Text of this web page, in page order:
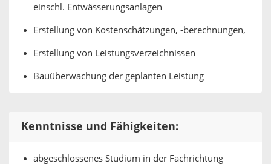
einschl. Entwässerungsanlagen
Erstellung von Kostenschätzungen, -berechnungen,
Erstellung von Leistungsverzeichnissen
Bauüberwachung der geplanten Leistung
Kenntnisse und Fähigkeiten:
abgeschlossenes Studium in der Fachrichtung